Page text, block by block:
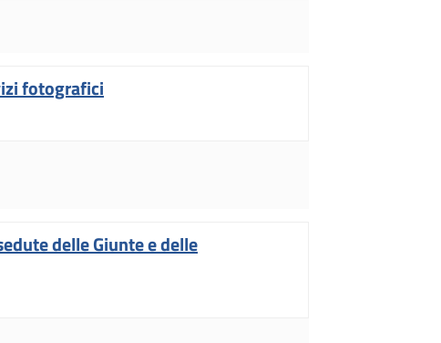
fotografici
delle Giunte e delle